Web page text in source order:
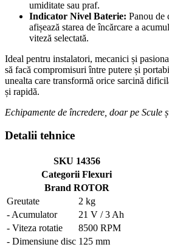
umiditate sau praf.
Indicator Nivel Baterie: Panou de
afișează starea de încărcare a
viteză selectată.
Ideal pentru instalatori, mecanici și
să facă compromisuri între putere și
unealta care transformă orice sarcină
și rapidă.
Echipamente de încredere, doar pe Scule
Detalii tehnice
SKU 14356
Categorii Flexuri
Brand ROTOR
Greutate
2 kg
- Acumulator
21 V / 3 Ah
- Viteza rotatie
8500 RPM
- Dimensiune disc 125 mm